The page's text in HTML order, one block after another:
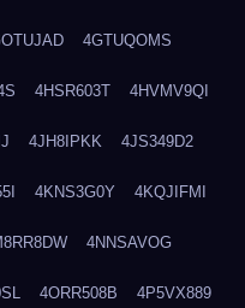
4GTUQOMS
4HSR603T 4HVMV9QI
4JH8IPKK 4JS349D2
4KNS3G0Y 4KQJIFMI
4NNSAVOG
4ORR508B 4P5VX889